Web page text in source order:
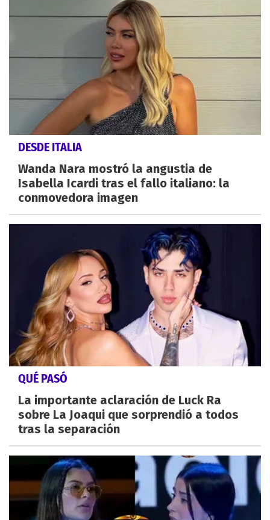
DESDE ITALIA
Wanda Nara mostró la angustia de
Isabella Icardi tras el fallo italiano: la
conmovedora imagen
QUÉ PASÓ
La importante aclaración de Luck Ra
sobre La Joaqui que sorprendió a todos
tras la separación